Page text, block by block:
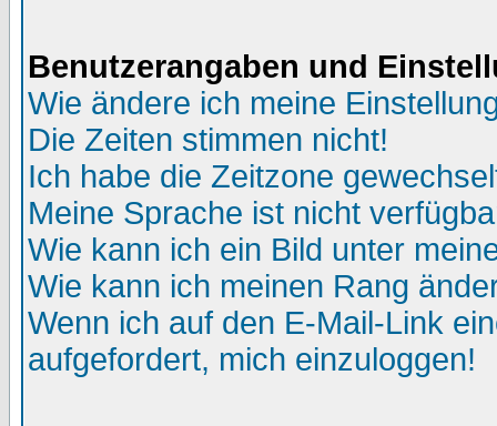
Benutzerangaben und
Wie ändere ich meine
Die Zeiten stimmen nicht!
Ich habe die Zeitzone
Meine Sprache ist nicht
Wie kann ich ein Bild unter
Wie kann ich meinen Rang
Wenn ich auf den E-Mail-Link
aufgefordert, mich einzuloggen!